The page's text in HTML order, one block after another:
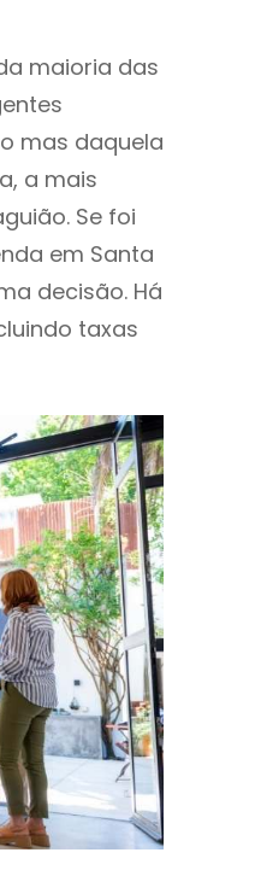
maioria das
mas daquela
a mais
Se foi
em Santa
decisão. Há
taxas